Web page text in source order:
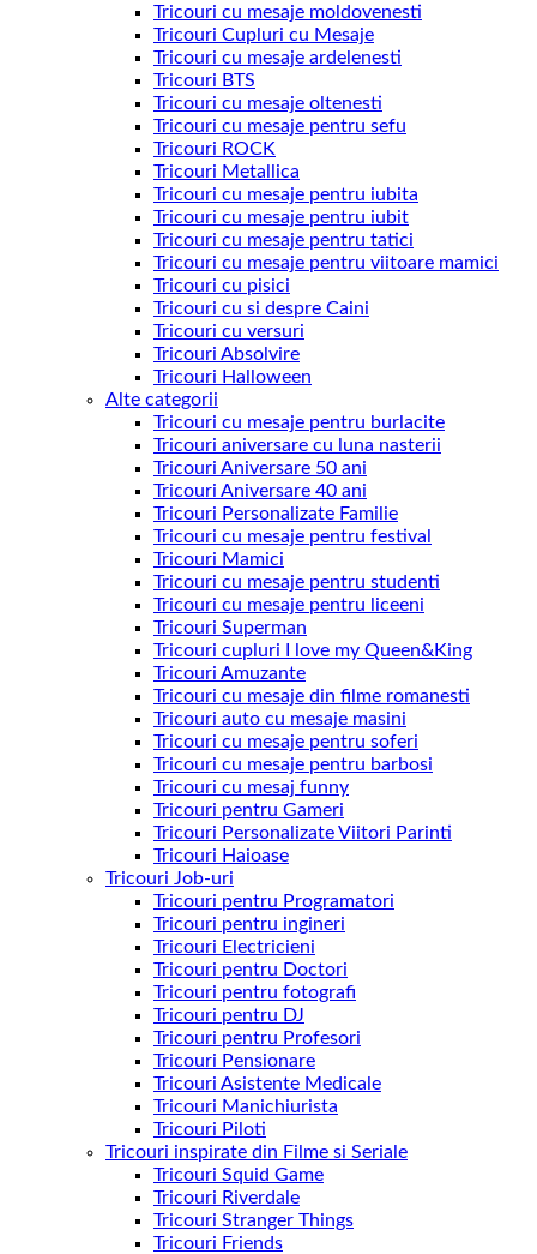
Tricouri cu mesaje moldovenesti
Tricouri Cupluri cu Mesaje
Tricouri cu mesaje ardelenesti
Tricouri BTS
Tricouri cu mesaje oltenesti
Tricouri cu mesaje pentru sefu
Tricouri ROCK
Tricouri Metallica
Tricouri cu mesaje pentru iubita
Tricouri cu mesaje pentru iubit
Tricouri cu mesaje pentru tatici
Tricouri cu mesaje pentru viitoare mamici
Tricouri cu pisici
Tricouri cu si despre Caini
Tricouri cu versuri
Tricouri Absolvire
Tricouri Halloween
Alte categorii
Tricouri cu mesaje pentru burlacite
Tricouri aniversare cu luna nasterii
Tricouri Aniversare 50 ani
Tricouri Aniversare 40 ani
Tricouri Personalizate Familie
Tricouri cu mesaje pentru festival
Tricouri Mamici
Tricouri cu mesaje pentru studenti
Tricouri cu mesaje pentru liceeni
Tricouri Superman
Tricouri cupluri I love my Queen&King
Tricouri Amuzante
Tricouri cu mesaje din filme romanesti
Tricouri auto cu mesaje masini
Tricouri cu mesaje pentru soferi
Tricouri cu mesaje pentru barbosi
Tricouri cu mesaj funny
Tricouri pentru Gameri
Tricouri Personalizate Viitori Parinti
Tricouri Haioase
Tricouri Job-uri
Tricouri pentru Programatori
Tricouri pentru ingineri
Tricouri Electricieni
Tricouri pentru Doctori
Tricouri pentru fotografi
Tricouri pentru DJ
Tricouri pentru Profesori
Tricouri Pensionare
Tricouri Asistente Medicale
Tricouri Manichiurista
Tricouri Piloti
Tricouri inspirate din Filme si Seriale
Tricouri Squid Game
Tricouri Riverdale
Tricouri Stranger Things
Tricouri Friends